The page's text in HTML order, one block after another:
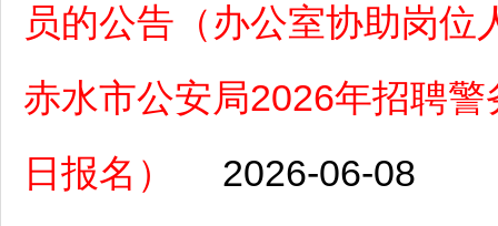
员的公告（办公室协助岗位
赤水市公安局2026年招聘
日报名）
2026-06-08